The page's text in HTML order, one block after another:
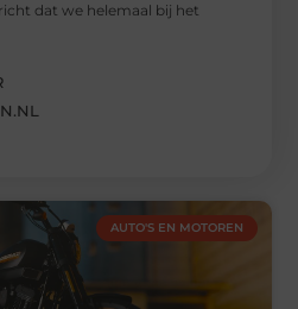
dat we helemaal bij het
AUTO'S EN MOTOREN